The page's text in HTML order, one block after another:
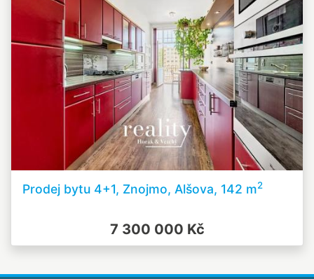
Prodej bytu 4+1, Znojmo, Alšova, 142 m2
7 300 000 Kč